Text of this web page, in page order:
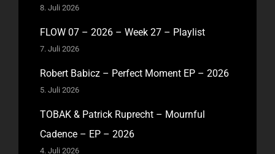
8. Juli 2026
FLOW 07 – 2026 – Week 27 – Playlist
7. Juli 2026
Robert Babicz – Perfect Moment EP – 2026
5. Juli 2026
TOBAK & Patrick Ruprecht – Mournful
Cadence – EP – 2026
4. Juli 2026